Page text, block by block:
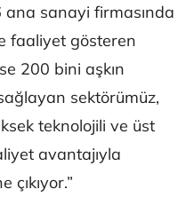
sanayi firmasında
faaliyet gösteren
200 bini aşkın
sektörümüz,
teknolojili ve üst
avantajıyla